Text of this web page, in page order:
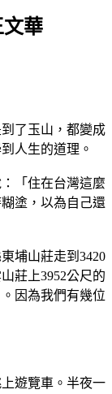
華
了玉山，都變成
人生的道理。
「住在台灣這麼
塗，以為自己還
埔山莊走到3420
莊上3952公尺的
因為我們有幾位
遊覽車。半夜一